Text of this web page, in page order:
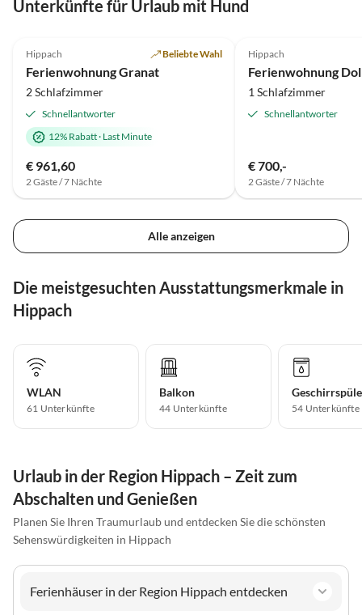
Unterkünfte für Urlaub mit Hund
Hippach Beliebte Wahl
Ferienwohnung Granat
2 Schlafzimmer
Schnellantworter
12% Rabatt· Last Minute
€ 961,60
2 Gäste / 7 Nächte
Hippach
Ferienwohnung
1 Schlafzimmer
Schnellantworter
€ 700,-
2 Gäste / 7 Nächte
Alle anzeigen
Die meistgesuchten Ausstattungsmerkmale in
Hippach
WLAN
61 Unterkünfte
Balkon
44 Unterkünfte 54 Unterkünfte
Urlaub in der Region Hippach – Zeit zum
Abschalten und Genießen
Planen Sie Ihren Traumurlaub und entdecken Sie die schönsten
Sehenswürdigkeiten in Hippach
Ferienhäuser in der Region Hippach entdecken